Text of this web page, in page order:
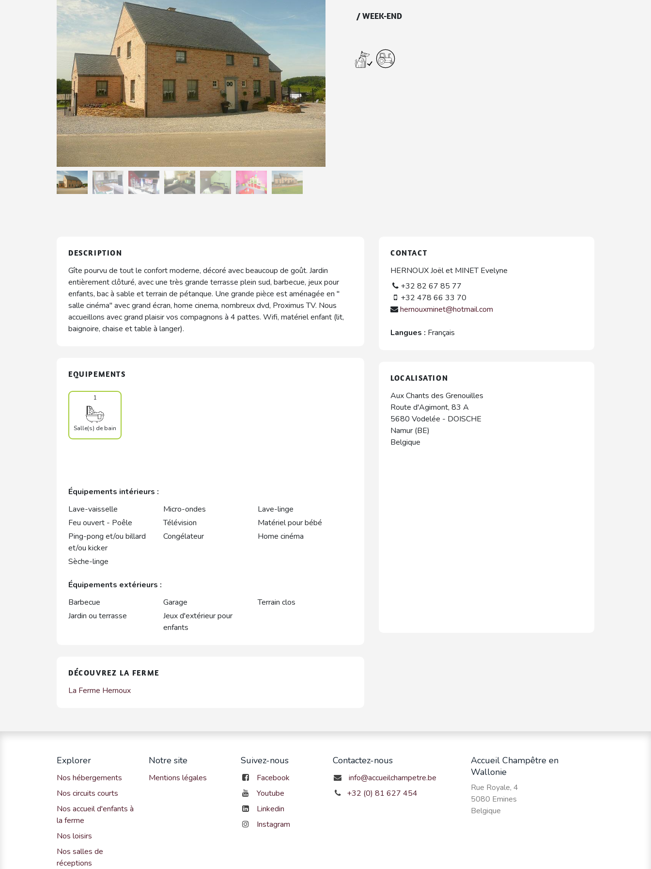
/WEEK-END
DESCRIPTION
Gîte pourvu de tout le confort moderne, décoré avec beaucoup de goût. Jardin
entièrement clôturé, avec une très grande terrasse plein sud, barbecue, jeux pour
enfants, bac à sable et terrain de pétanque. Une grande pièce est aménagée en "
salle cinéma" avec grand écran, home cinema, nombreux dvd, Proximus TV. Nous
accueillons avec grand plaisir vos compagnons à 4 pattes. Wifi, matériel enfant (lit,
baignoire, chaise et table à langer).
EQUIPEMENTS
1
Salle(s) de bain
Équipements intérieurs :
Lave-vaisselle
Micro-ondes
Lave-linge
Feu ouvert - Poêle
Télévision
Matériel pour bébé
Ping-pong et/ou billard
et/ou kicker
Congélateur Home cinéma
Sèche-linge
Équipements extérieurs :
Barbecue
Garage
Terrain clos
Jardin ou terrasse
Jeux d'extérieur pour
enfants
DÉCOUVREZ LA FERME
La Ferme Hernoux
CONTACT
HERNOUX Joël et MINET Evelyne
+32 82 67 85 77
+32 478 66 33 70
hernouxminet@hotmail.com
Langues : Français
LOCALISATION
Aux Chants des Grenouilles
Route d'Agimont, 83 A
5680 Vodelée - DOISCHE
Namur (BE)
Belgique
Explorer
Nos hébergements
Nos circuits courts
Nos accueil d'enfants à
la ferme
Nos loisirs
Nos salles de
réceptions
Notre site
Mentions légales
Suivez-nous
Facebook
Youtube
Linkedin
Instagram
Contactez-nous
info@accueilchampetre.be
+32 (0) 81 627 454
Accueil Champêtre en
Wallonie
Rue Royale, 4
5080 Emines
Belgique